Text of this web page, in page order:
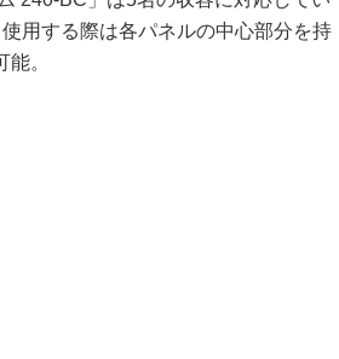
用する際は各パネルの中心部分を持
。